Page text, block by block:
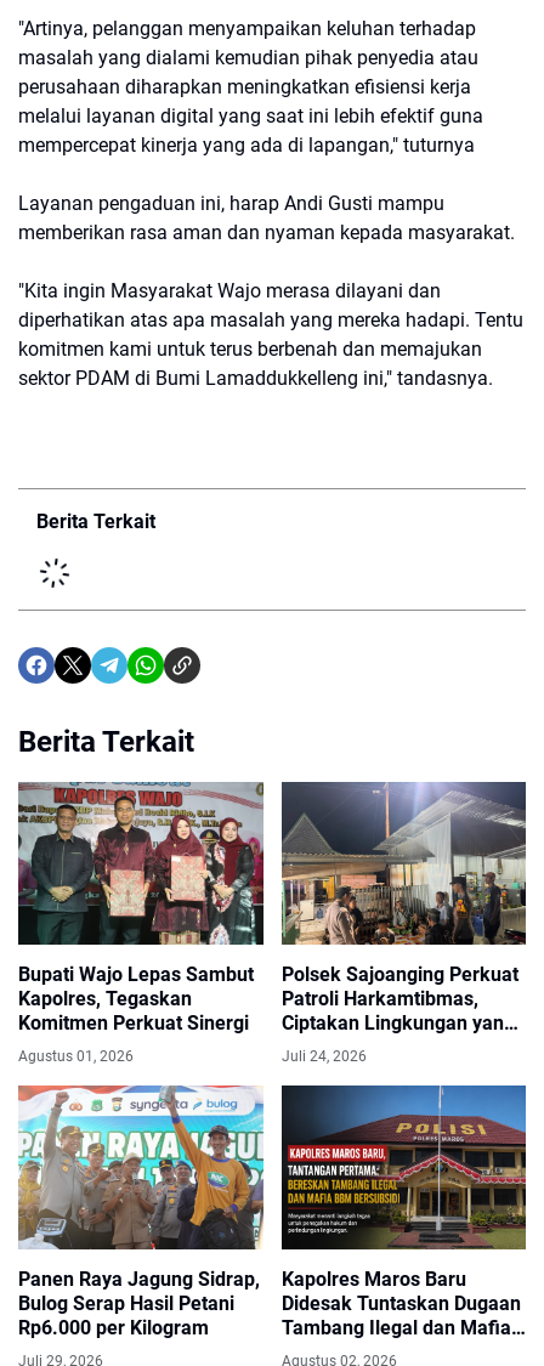
"Artinya, pelanggan menyampaikan keluhan terhadap
masalah yang dialami kemudian pihak penyedia atau
perusahaan diharapkan meningkatkan efisiensi kerja
melalui layanan digital yang saat ini lebih efektif guna
mempercepat kinerja yang ada di lapangan," tuturnya
Layanan pengaduan ini, harap Andi Gusti mampu
memberikan rasa aman dan nyaman kepada masyarakat.
"Kita ingin Masyarakat Wajo merasa dilayani dan
diperhatikan atas apa masalah yang mereka hadapi. Tentu
komitmen kami untuk terus berbenah dan memajukan
sektor PDAM di Bumi Lamaddukkelleng ini," tandasnya.
Berita Terkait
Berita Terkait
Bupati Wajo Lepas Sambut
Kapolres, Tegaskan
Komitmen Perkuat Sinergi
Agustus 01, 2026
Polsek Sajoanging Perkuat
Patroli Harkamtibmas,
Ciptakan Lingkungan yang
Aman dan Nyaman bagi
Juli 24, 2026
Panen Raya Jagung Sidrap,
Bulog Serap Hasil Petani
Rp6.000 per Kilogram
Juli 29, 2026
Kapolres Maros Baru
Didesak Tuntaskan Dugaan
Tambang Ilegal dan Mafia
BBM Subsidi
Agustus 02, 2026